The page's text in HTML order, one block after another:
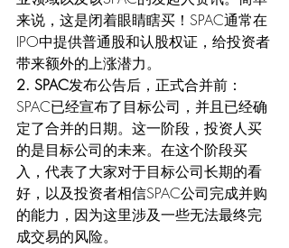
来说，这是闭着眼睛瞎买！SPAC通常在
IPO中提供普通股和认股权证，给投资者
带来额外的上涨潜力。
2. SPAC发布公告后，正式合并前：
SPAC已经宣布了目标公司，并且已经确
定了合并的日期。这一阶段，投资人买
的是目标公司的未来。在这个阶段买
入，代表了大家对于目标公司长期的看
好，以及投资者相信SPAC公司完成并购
的能力，因为这里涉及一些无法最终完
成交易的风险。